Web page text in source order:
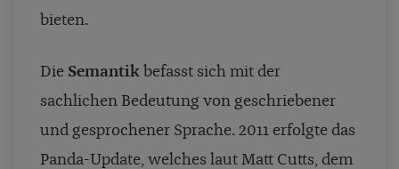
bieten.
Die Semantik befasst sich mit der
sachlichen Bedeutung von geschriebener
und gesprochener Sprache. 2011 erfolgte das
Panda-Update, welches laut Matt Cutts, dem